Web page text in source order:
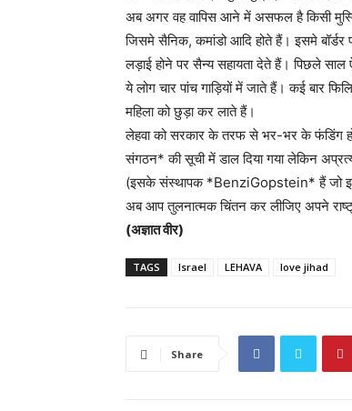
अब अगर वह वापिस आने में असफल है किसी
जिसमे सैनिक, कमांडो आदि होते हैं। इसमे बॉर्डर
लड़ाई होने पर सैन्य सहायता देते हैं। पिछले साल
ये लोग चार पांच गाड़ियों में जाते हैं। कई बार
महिला को छुड़ा कर लाते हैं।
लेहवा को सरकार के तरफ से भर-भर के फंडिंग
संगठन* की सूची में डाल दिया गया लेकिन
(इसके संस्थापक *BenziGopstein* हैं जो
अब आप तुलनात्मक चिंतन कर लीजिए अपने
(अज्ञात वीर)
TAGS Israel LEHAVA love jihad
Share